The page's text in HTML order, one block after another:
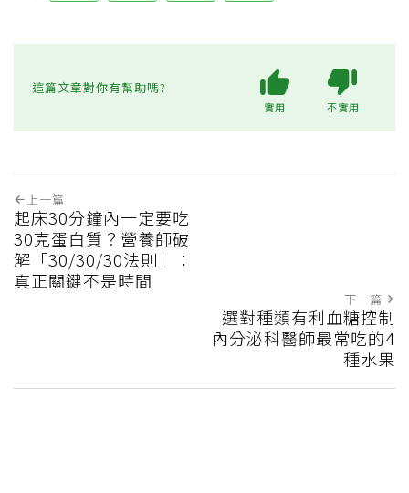
這篇文章對你有幫助嗎?
實用 不實用
上一篇
起床30分鐘內一定要吃
30克蛋白質？營養師破
解「30/30/30法則」：
真正關鍵不是時間
下一篇
選對種類有利血糖控制
內分泌科醫師最常吃的4
種水果